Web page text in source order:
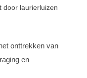
door laurierluizen
onttrekken van
en